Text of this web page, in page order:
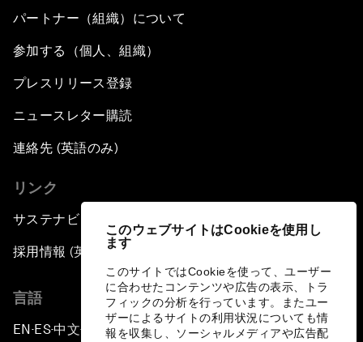
このウェブサイトはCookieを使用し
ます
このサイトではCookieを使って、ユーザー
に合わせたコンテンツや広告の表示、トラ
フィックの分析を行っています。またユー
ザーによるサイトの利用状況についても情
報を収集し、ソーシャルメディアや広告配
パートナー（組織）について
参加する（個人、組織）
プレスリリース登録
ニュースレター購読
連絡先 (英語のみ)
リンク
サステナビリティへの取り組み
採用情報 (英語のみ)
言語
EN ▪ES▪中文▪ 日本語